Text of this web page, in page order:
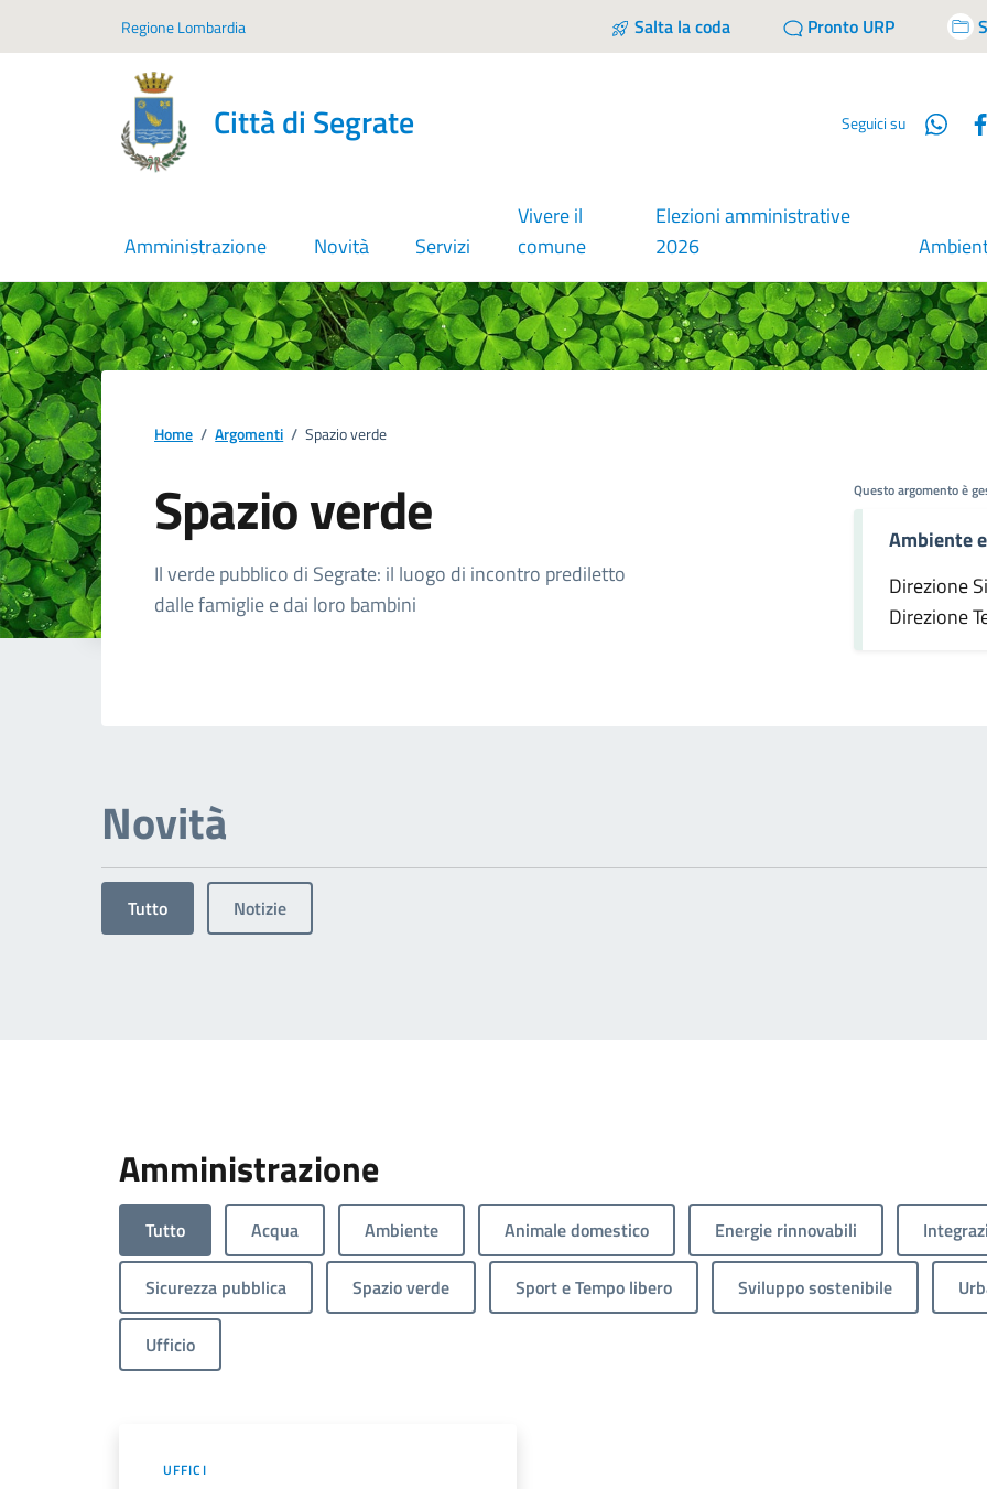
Regione Lombardia Salta la coda Pronto URP
Città di Segrate Seguici su
Amministrazione Novità Servizi
Vivere il
comune
Elezioni amministrative
2026
Home / Argomenti / Spazio verde
Spazio verde
Dettagli dell'argomento
Il verde pubblico di Segrate: il luogo di incontro prediletto
dalle famiglie e dai loro bambini
Questo argomento è
Ambiente
Direzione
Direzione
Novità
Tutto Notizie
Amministrazione
Tutto Acqua Ambiente Animale domestico Energie rinnovabili
Sicurezza pubblica Spazio verde Sport e Tempo libero Sviluppo sostenibile
Ufficio
UFFICI